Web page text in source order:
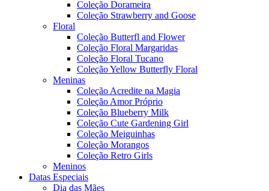
Coleção Dorameira
Coleção Strawberry and Goose
Floral
Coleção Butterfl and Flower
Coleção Floral Margaridas
Coleção Floral Tucano
Coleção Yellow Butterfly Floral
Meninas
Coleção Acredite na Magia
Coleção Amor Próprio
Coleção Blueberry Milk
Coleção Cute Gardening Girl
Coleção Meiguinhas
Coleção Morangos
Coleção Retro Girls
Meninos
Datas Especiais
Dia das Mães